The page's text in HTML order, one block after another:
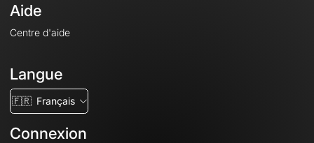
Aide
Centre d'aide
Langue
🇫🇷 Français
Connexion